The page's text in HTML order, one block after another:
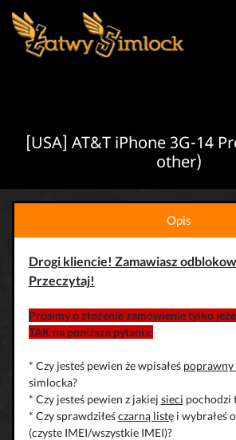
[USA] AT&T iPhone 3G-14
other)
Opis
Drogi kliencie! Zamawiasz
Przeczytaj!
Prosimy o złożenie zamówienie tylko
TAK na poniższe pytania:
* Czy jesteś pewien że wpisałeś poprawny
simlocka?
* Czy jesteś pewien z jakiej sieci pochodzi
* Czy sprawdziłeśczarną listęi wybrałeś
(czyste IMEI/wszystkie IMEI)?